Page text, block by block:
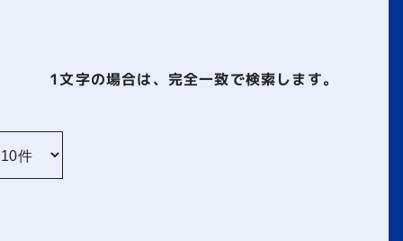
1文字の場合は、完全一致で検索します。